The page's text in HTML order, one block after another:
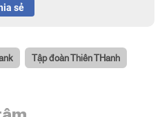
sẻ
Tập đoàn Thiên THanh